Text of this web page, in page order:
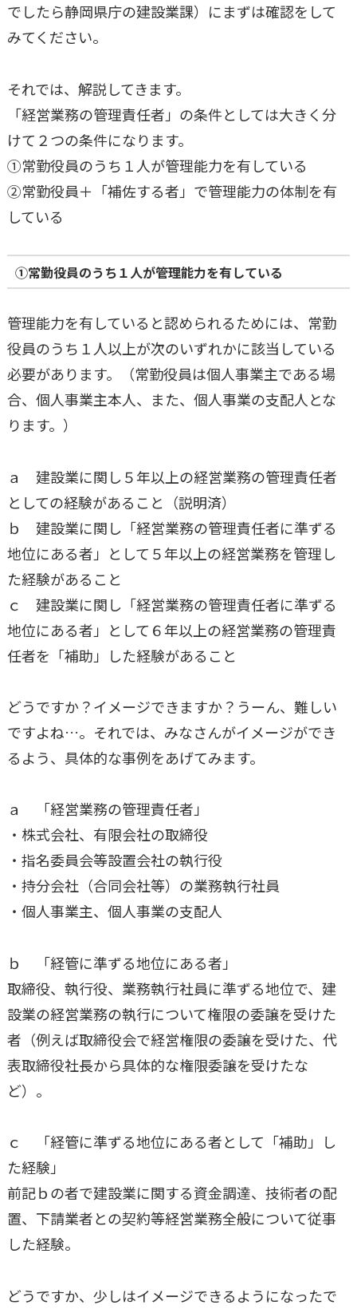
でしたら静岡県庁の建設業課）にまずは確認をして
みてください。
それでは、解説してきます。
「経営業務の管理責任者」の条件としては大きく分
けて２つの条件になります。
①常勤役員のうち１人が管理能力を有している
②常勤役員＋「補佐する者」で管理能力の体制を有
している
①常勤役員のうち１人が管理能力を有している
管理能力を有していると認められるためには、常勤
役員のうち１人以上が次のいずれかに該当している
必要があります。（常勤役員は個人事業主である場
合、個人事業主本人、また、個人事業の支配人とな
ります。）
ａ 建設業に関し５年以上の経営業務の管理責任者
としての経験があること（説明済）
ｂ 建設業に関し「経営業務の管理責任者に準ずる
地位にある者」として５年以上の経営業務を管理し
た経験があること
ｃ 建設業に関し「経営業務の管理責任者に準ずる
地位にある者」として６年以上の経営業務の管理責
任者を「補助」した経験があること
どうですか？イメージできますか？うーん、難しい
ですよね…。それでは、みなさんがイメージができ
るよう、具体的な事例をあげてみます。
ａ 「経営業務の管理責任者」
・株式会社、有限会社の取締役
・指名委員会等設置会社の執行役
・持分会社（合同会社等）の業務執行社員
・個人事業主、個人事業の支配人
ｂ 「経管に準ずる地位にある者」
取締役、執行役、業務執行社員に準ずる地位で、建
設業の経営業務の執行について権限の委譲を受けた
者（例えば取締役会で経営権限の委譲を受けた、代
表取締役社長から具体的な権限委譲を受けたな
ど）。
ｃ 「経管に準ずる地位にある者として「補助」し
た経験」
前記ｂの者で建設業に関する資金調達、技術者の配
置、下請業者との契約等経営業務全般について従事
した経験。
どうですか、少しはイメージできるようになったで